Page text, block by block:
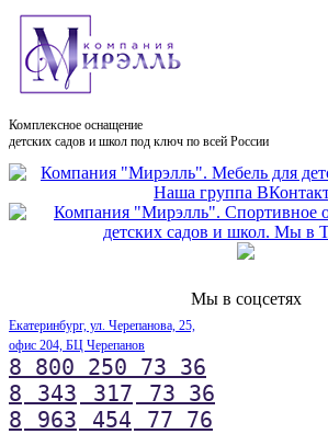
Комплексное оснащение
детских садов и школ под ключ по всей России
Мы в соцсетях
Екатеринбург, ул. Черепанова, 25,
офис 204, БЦ Черепанов
8 800 250 73 36
8
343 317
73 36
8
963 454 77 76